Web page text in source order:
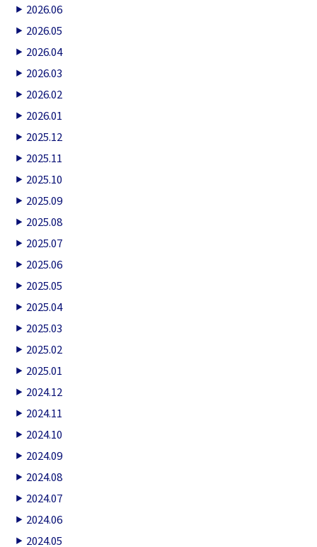
2026.06
2026.05
2026.04
2026.03
2026.02
2026.01
2025.12
2025.11
2025.10
2025.09
2025.08
2025.07
2025.06
2025.05
2025.04
2025.03
2025.02
2025.01
2024.12
2024.11
2024.10
2024.09
2024.08
2024.07
2024.06
2024.05